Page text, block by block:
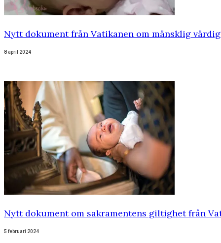
Nytt dokument från Vatikanen om mänsklig
8 april 2024
Nytt dokument om sakramentens giltighet från
5 februari 2024